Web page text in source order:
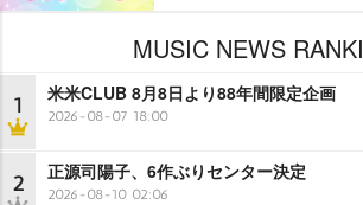
MUSIC NEWS
1 米米CLUB 8月8日より88年間限定企画
2026-08-07 18:00
2 正源司陽子、6作ぶりセンター決定
2026-08-10 02:06